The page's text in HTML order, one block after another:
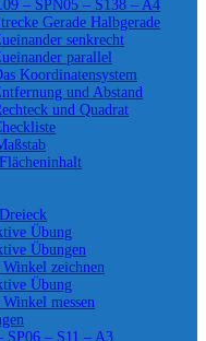
– SPN05 – S138 – A4
Gerade Halbgerade
senkrecht
parallel
Koordinatensystem
und Abstand
und Quadrat
Übung
Übungen
zeichnen
Übung
messen
– S11 – A3